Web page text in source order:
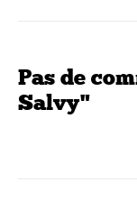
Pas de
Salvy"